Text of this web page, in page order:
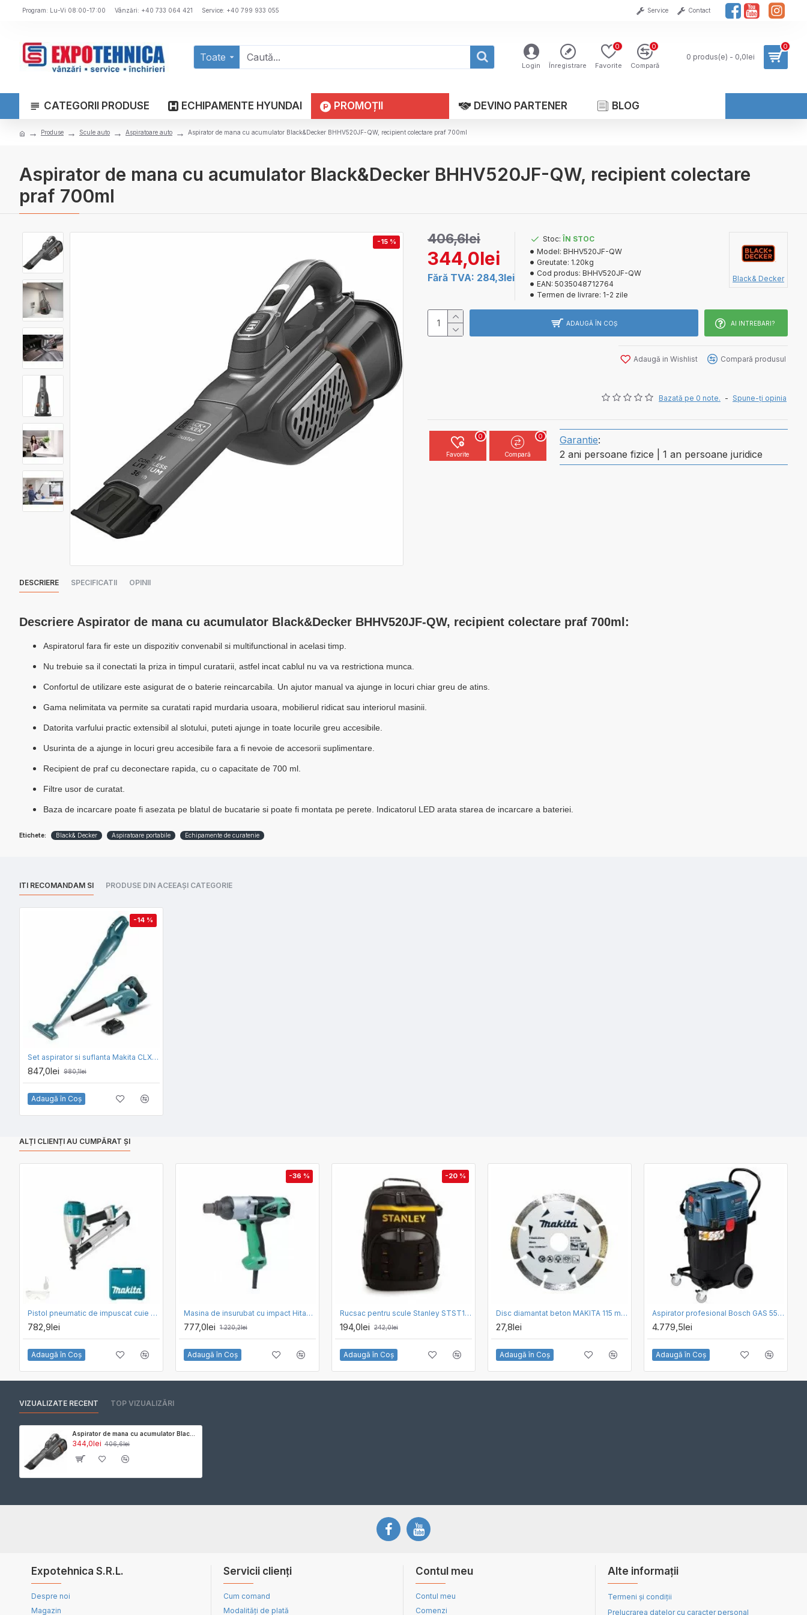
Program: Lu-Vi 08:00-17:00 Vânzări: +40 733 064 421 Service: +40 799 933 055 Service Contact
Toate
Login Înregistrare Favorite
0
Compară
0
0 produs(e) - 0,0lei
0
CATEGORII PRODUSE ECHIPAMENTE HYUNDAI PROMOȚII DEVINO PARTENER BLOG
Produse Scule auto Aspiratoare auto Aspirator de mana cu acumulator Black&Decker BHHV520JF-QW, recipient colectare praf 700ml
Aspirator de mana cu acumulator Black&Decker BHHV520JF-QW, recipient colectare
praf 700ml
-15 %
Bazată pe 0 note. - Spune-ţi opinia
344,0lei
406,6lei
Fără TVA: 284,3lei
Stoc: ÎN STOC
Model: BHHV520JF-QW
Greutate: 1.20kg
Cod produs: BHHV520JF-QW
EAN: 5035048712764
Termen de livrare: 1-2 zile
Black& Decker
ADAUGĂ ÎN COŞ AI INTREBARI?
Adaugă in Wishlist Compară produsul
Favorite
0
Compară
0 Garantie:
2 ani persoane fizice | 1 an persoane juridice
DESCRIERE SPECIFICATII OPINII
Descriere Aspirator de mana cu acumulator Black&Decker BHHV520JF-QW, recipient colectare praf 700ml:
Aspiratorul fara fir este un dispozitiv convenabil si multifunctional in acelasi timp.
Nu trebuie sa il conectati la priza in timpul curatarii, astfel incat cablul nu va va restrictiona munca.
Confortul de utilizare este asigurat de o baterie reincarcabila. Un ajutor manual va ajunge in locuri chiar greu de atins.
Gama nelimitata va permite sa curatati rapid murdaria usoara, mobilierul ridicat sau interiorul masinii.
Datorita varfului practic extensibil al slotului, puteti ajunge in toate locurile greu accesibile.
Usurinta de a ajunge in locuri greu accesibile fara a fi nevoie de accesorii suplimentare.
Recipient de praf cu deconectare rapida, cu o capacitate de 700 ml.
Filtre usor de curatat.
Baza de incarcare poate fi asezata pe blatul de bucatarie si poate fi montata pe perete. Indicatorul LED arata starea de incarcare a bateriei.
Etichete: Black& Decker Aspiratoare portabile Echipamente de curatenie
ITI RECOMANDAM SI PRODUSE DIN ACEEAȘI CATEGORIE
-14 %
Set aspirator si suflanta Makita CLX245SAX1, acumulator CXT 12 V 2.0 Ah, incarcator
847,0lei 980,1lei
Adaugă în Coş
ALȚI CLIENȚI AU CUMPĂRAT ȘI
Pistol pneumatic de impuscat cuie cu jumatate de cap Makita AF635
782,9lei
Adaugă în Coş
-36 %
Masina de insurubat cu impact Hitachi WR 14VB
777,0lei 1.220,2lei
Adaugă în Coş
-20 %
Rucsac pentru scule Stanley STST1-72335, 35 x 16 x 44 cm
194,0lei 242,0lei
Adaugă în Coş
Disc diamantat beton MAKITA 115 mm D-52750
27,8lei
Adaugă în Coş
Aspirator profesional Bosch GAS 55 M AFC
4.779,5lei
Adaugă în Coş
VIZUALIZATE RECENT TOP VIZUALIZĂRI
344,0lei 406,6lei
Expotehnica S.R.L.
Despre noi
Magazin
Servicii clienți
Cum comand
Modalități de plată
Contul meu
Contul meu
Comenzi
Alte informații
Termeni și condiții
Prelucrarea datelor cu caracter personal